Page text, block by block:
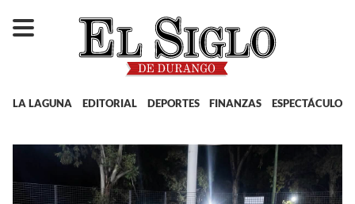
LA LAGUNA EDITORIAL DEPORTES FINANZAS ESPECTÁCULOS